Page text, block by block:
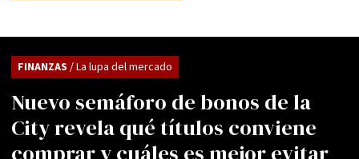
Nuevo semáforo de bonos de la
City revela qué títulos conviene
FINANZAS / La lupa del mercado